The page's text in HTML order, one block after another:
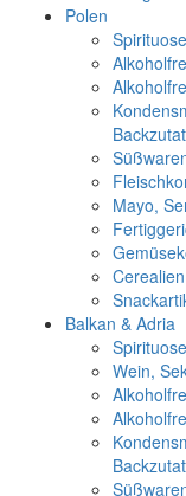
Polen
Mayo,
Balkan & Adria
Wein,